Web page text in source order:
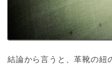
結論から言うと、革靴の紐